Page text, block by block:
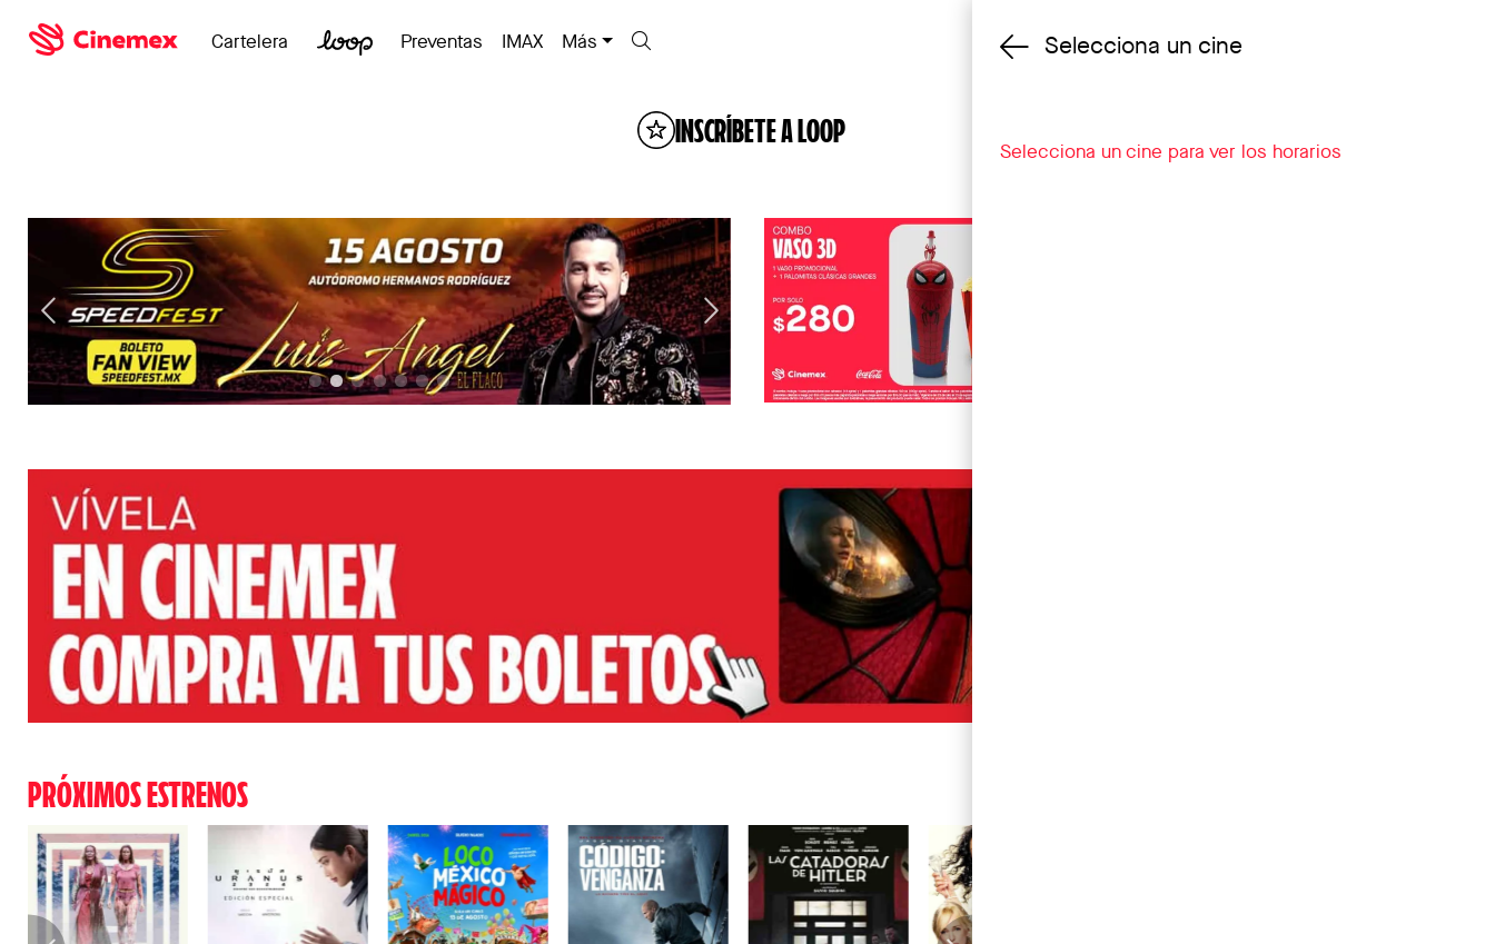
Cambiar cine
Cartelera Preventas IMAX Más
INSCRÍBETE A LOOP
PRÓXIMOS ESTRENOS
Selecciona un cine
Selecciona un cine para ver los horarios